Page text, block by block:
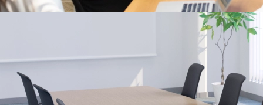
セミナーやプレゼンに